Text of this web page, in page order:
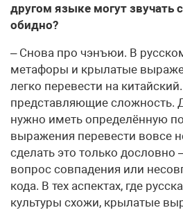
другом языке могут звучать
обидно?
– Снова про чэнъюи. В
метафоры и крылатые
легко перевести на
представляющие сложность.
нужно иметь определённую
выражения перевести вовсе
сделать это только дословно
вопрос совпадения или
кода. В тех аспектах, где
культуры схожи, крылатые